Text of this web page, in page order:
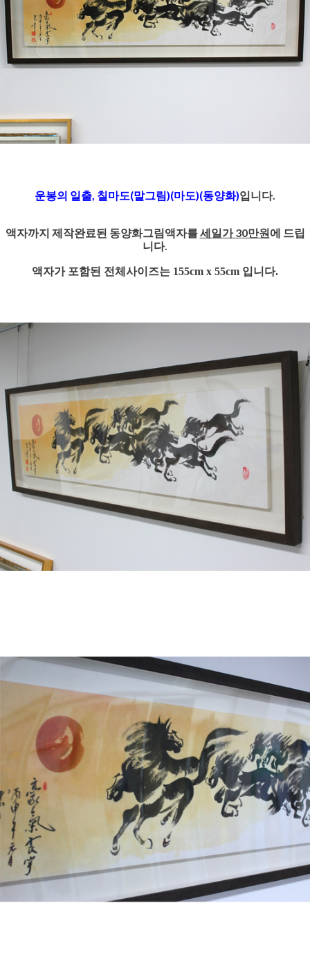
운봉의 일출, 칠마도(말그림)(마도)(동양화)입니다.
액자까지 제작완료된 동양화그림액자를세일가 30만원에 드립
니다.
액자가 포함된 전체사이즈는 155cm x 55cm 입니다.